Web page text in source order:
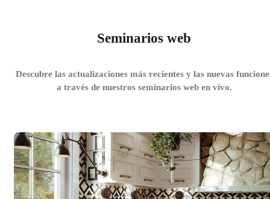
Seminarios web
Descubre las actualizaciones más recientes y las nuevas
a través de nuestros seminarios web en vivo.